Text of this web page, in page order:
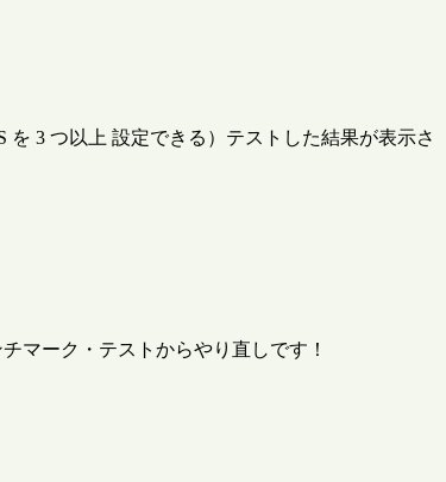
3 つ以上 設定できる）テストした結果が表示さ
マーク・テストからやり直しです！